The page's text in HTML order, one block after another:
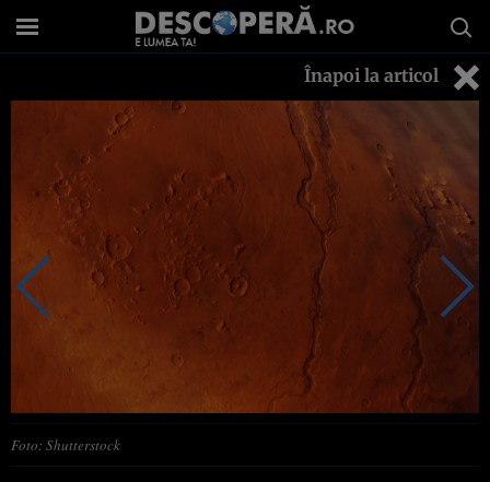
Înapoi la articol
Foto: Shutterstock